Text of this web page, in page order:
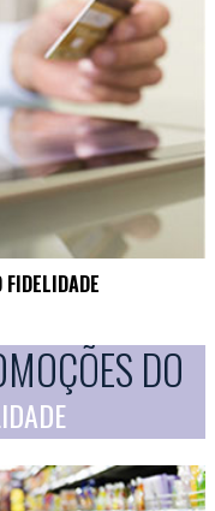
FIDELIDADE
DO